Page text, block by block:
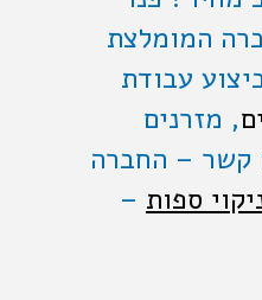
המומלצת
עבודת
, מזרנים
קשר – החברה
ספות –